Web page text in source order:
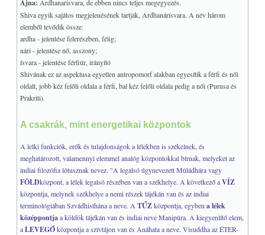
Ajna: Ardhanarisvara, de ebben nincs teljes megegyezés.
Shiva egyik sajátos megjelenésének tartják, Ardhanárísvara. A név három
elemből tevődik össze:
ardha - jelentése felerészben, félig;
nári - jelentése nő, asszony;
ísvara - jelentése férfiúr, irányító
Shivának ez az aspektusa egyetlen antropomorf alakban egyesítik a férfi és női
oldalt, jobb kéz felőli oldala a férfi, bal kéz felőli oldala pedig a női (Purusa és
Prakriti).
A csakrák, mint energetikai központok
A lelki funkciók, erők és tulajdonságok a lélekben is székelnek, és
meghatározott, valamennyi elemmel analóg központokkal bírnak, melyeket az
indiai filozófia lótusznak nevez. "A legalsó úgynevezett Múládhára vagy
FÖLDközpont, a lélek legalsó részében van a székhelye. A következő aVÍZ
központja, melynek székhelye a nemi részek tájékán van és az indiai
terminológiában Szvádhisthána a neve. ATŰZközpontja, egybena lélek
középpontjaa köldök tájékán van és indiai neve Manipúra. A kiegyenlítő elem,
aLEVEGŐközpontja a szívtájon van és Anáhata a neve. Visuddha az ÉTER-